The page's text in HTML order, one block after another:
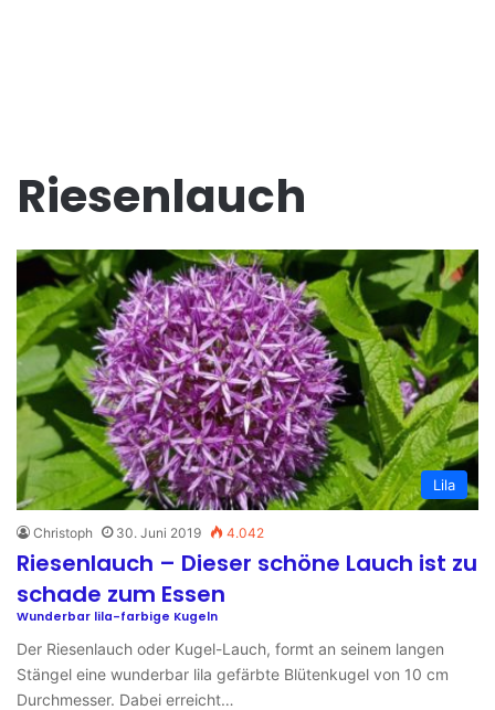
Riesenlauch
Lila
Christoph 30. Juni 2019 4.042
Riesenlauch – Dieser schöne Lauch ist zu
schade zum Essen
Wunderbar lila-farbige Kugeln
Der Riesenlauch oder Kugel-Lauch, formt an seinem langen
Stängel eine wunderbar lila gefärbte Blütenkugel von 10 cm
Durchmesser. Dabei erreicht…